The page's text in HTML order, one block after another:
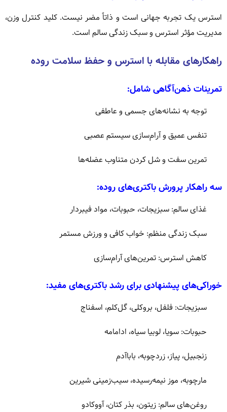
استرس یک تجربه جهانی است و ذاتاً مضر نیست. کلید کنترل وزن،
مدیریت مؤثر استرس و سبک زندگی سالم است.
راهکارهای مقابله با استرس و حفظ سلامت روده
تمرینات ذهن‌آگاهی شامل:
توجه به نشانه‌های جسمی و عاطفی
تنفس عمیق و آرام‌سازی سیستم عصبی
تمرین سفت و شل کردن متناوب عضله‌ها
سه راهکار پرورش باکتری‌های روده:
غذای سالم: سبزیجات، حبوبات، مواد فیبردار
سبک زندگی منظم: خواب کافی و ورزش مستمر
کاهش استرس: تمرین‌های آرام‌سازی
خوراکی‌های پیشنهادی برای رشد باکتری‌های مفید:
سبزیجات: فلفل، بروکلی، گل‌کلم، اسفناج
حبوبات: سویا، لوبیا سیاه، ادامامه
زنجبیل، پیاز، زردچوبه، باباآدم
مارچوبه، موز نیمه‌رسیده، سیب‌زمینی شیرین
روغن‌های سالم: زیتون، بذر کتان، آووکادو